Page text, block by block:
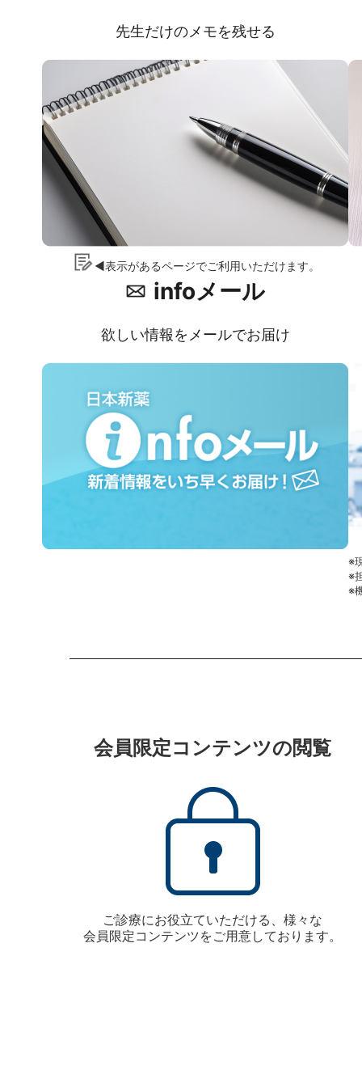
先生だけのメモを残せる
◀表示があるページでご利用いただけます。
infoメール
欲しい情報をメールでお届け
※
※
※
会員限定コンテンツの閲覧
ご診療にお役立ていただける、様々な
会員限定コンテンツをご用意しております。